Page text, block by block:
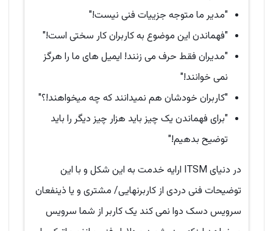
"مدیر ما متوجه جزییات فنی نیست!"
"فهماندن این موضوع به کاربران کار سختی است!"
"مدیران فقط حرف می زنند! ایمیل های ما را هرگز
نمی خوانند!"
"کاربران خودشان هم نمیدانند که چه میخواهند!؟"
"برای فهماندن یک چیز باید هزار چیز دیگر را باید
توضیح بدهیم!"
در دنیای ITSM ارایه خدمت به این شکل و با این
توضیحات فنی دردی از کاربرنهایی/ مشتری و یا ذینفعان
سرویس دسک دوا نمی کند یک کاربر از شما سرویس